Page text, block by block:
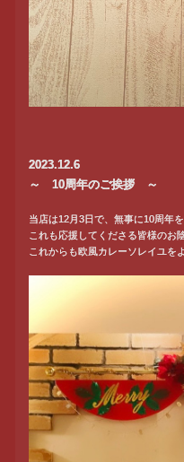
2023.12.6
～ 10周年のご挨拶 ～
当店は12月3日で、無事に10周年
これも応援してくださる皆様のお
これからも欧風カレーソレイユを